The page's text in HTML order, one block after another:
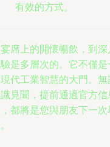
有效的方式。
席上的開懷暢飲，到
是多層次的。它不僅
代工業智慧的大門。
見聞，提前通過官方
都將是您與朋友下一